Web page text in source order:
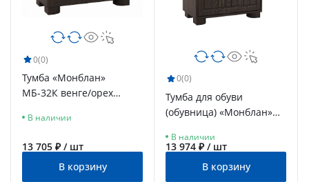
0(0)
Тумба «Монблан»
МБ-32К венге/орех
В наличии
13 705 ₽ / шт
В корзину
0(0)
Тумба для обуви
(обувница) «Монблан»
шоколадный
В наличии
13 974 ₽ / шт
В корзину